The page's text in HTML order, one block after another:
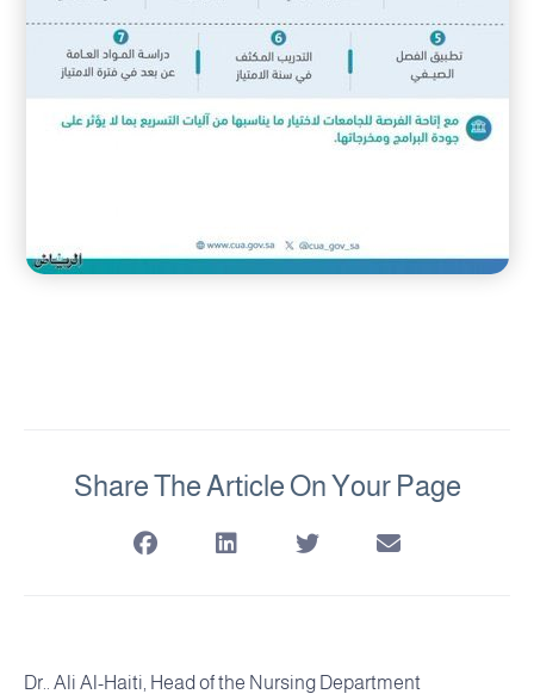
Share The Article On Your Page
Dr.. Ali Al-Haiti, Head of the Nursing Department